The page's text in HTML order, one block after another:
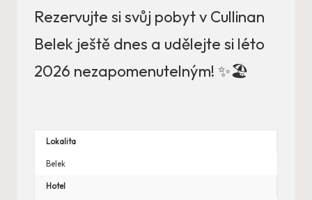
Rezervujte si svůj pobyt v Cullinan
Belek ještě dnes a udělejte si léto
2026 nezapomenutelným! ✨🏖️
Lokalita
Belek
Hotel